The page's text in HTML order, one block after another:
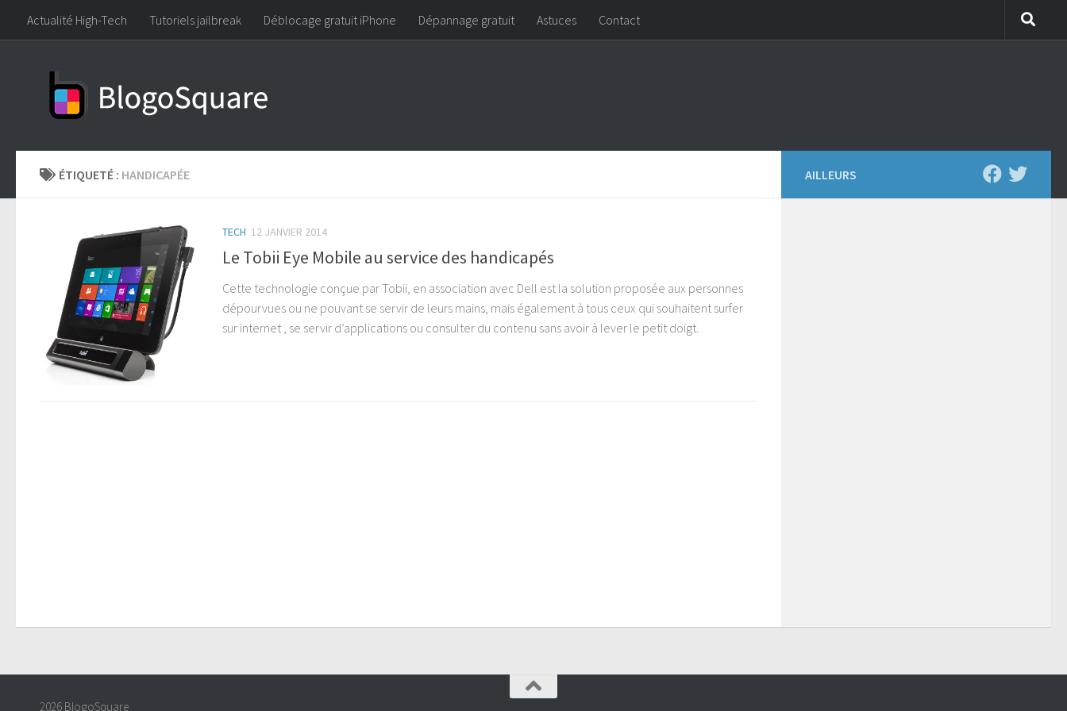
Skip to content
Actualité High-Tech Tutoriels jailbreak Déblocage gratuit iPhone Dépannage gratuit Astuces Contact
ÉTIQUETÉ : HANDICAPÉE
TECH 12 JANVIER 2014
Le Tobii Eye Mobile au service des handicapés
Cette technologie conçue par Tobii, en association avec Dell est la solution proposée aux personnes
dépourvues ou ne pouvant se servir de leurs mains, mais également à tous ceux qui souhaitent surfer
sur internet , se servir d’applications ou consulter du contenu sans avoir à lever le petit doigt.
AILLEURS
2026 BlogoSquare